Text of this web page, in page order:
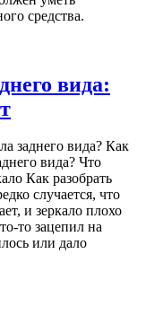
средства.
вида:
заднего вида? Как
вида? Что
Как разобрать
случается, что
и зеркало плохо
то зацепил на
или дало